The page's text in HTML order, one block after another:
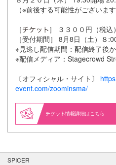
（※前後する可能性がございます
［
］ ３３００円（税込）
［受付期間］ 8月8日（土）８
※見逃し配信期間：配信終了後
※配信メディア：Stagecrowd
〔オフィシャル・サイト〕
event.com/zoominsma/
情報詳細はこちら
SPICER